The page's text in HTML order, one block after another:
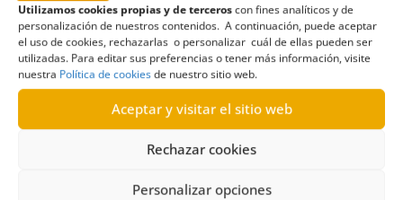
Utilizamos cookies propias y de terceroscon fines analíticos y de
personalización de nuestros contenidos. A continuación, puede aceptar
el uso de cookies, rechazarlas o personalizar cuál de ellas pueden ser
utilizadas. Para editar sus preferencias o tener más información, visite
nuestra Política de cookiesde nuestro sitio web.
Aceptar y visitar el sitio web
Rechazar cookies
Personalizar opciones